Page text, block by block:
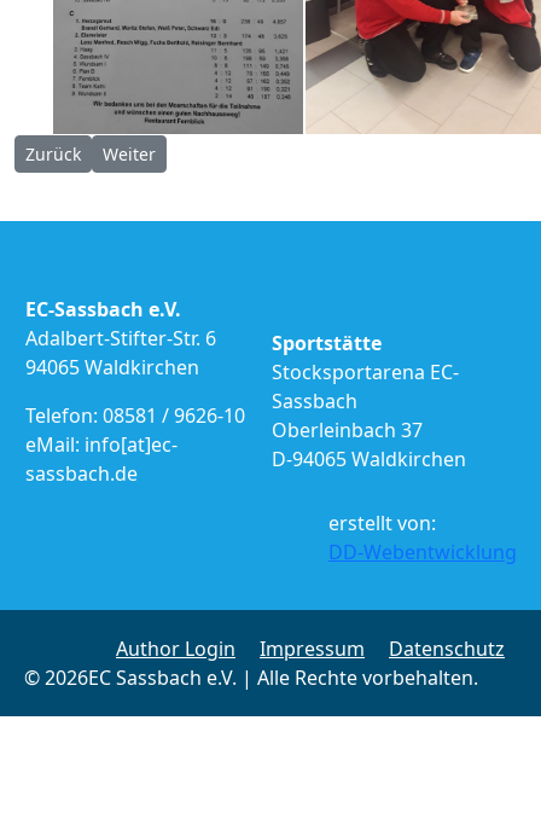
Vorheriger Beitrag: Weißwurstturnier 2019
Zurück Nächster Beitrag: Deutsche Meisterschaft Mixed
Weiter
EC-Sassbach e.V.
Adalbert-Stifter-Str. 6
94065 Waldkirchen
Telefon: 08581 / 9626-10
eMail: info[at]ec-
sassbach.de
Sportstätte
Stocksportarena EC-
Sassbach
Oberleinbach 37
D-94065 Waldkirchen
erstellt von:
DD-Webentwicklung
© 2026EC Sassbach e.V. | Alle Rechte vorbehalten.
Author Login Impressum Datenschutz